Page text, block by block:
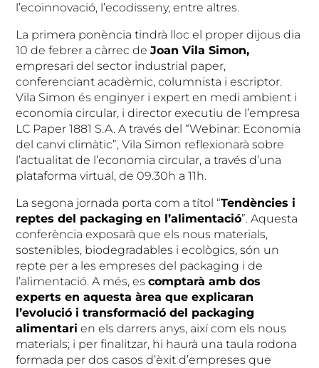
l’ecoinnovació, l’ecodisseny, entre altres.
La primera ponència tindrà lloc el proper dijous dia
10 de febrer a càrrec deJoan Vila Simon,
empresari del sector industrial paper,
conferenciant acadèmic, columnista i escriptor.
Vila Simon és enginyer i expert en medi ambient i
economia circular, i director executiu de l’empresa
LC Paper 1881 S.A. A través del “Webinar: Economia
del canvi climàtic”, Vila Simon reflexionarà sobre
l’actualitat de l’economia circular, a través d’una
plataforma virtual, de 09.30h a 11h.
La segona jornada porta com a títol “Tendències i
reptes del packaging en l’alimentació”. Aquesta
conferència exposarà que els nous materials,
sostenibles, biodegradables i ecològics, són un
repte per a les empreses del packaging i de
l’alimentació. A més, escomptarà amb dos
experts en aquesta àrea que explicaran
l’evolució i transformació del packaging
alimentari en els darrers anys, així com els nous
materials; i per finalitzar, hi haurà una taula rodona
formada per dos casos d’èxit d’empreses que